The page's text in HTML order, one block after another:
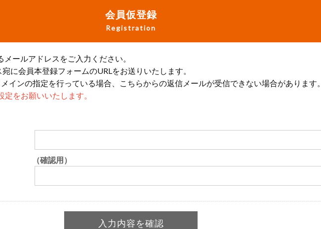
会員仮登録
Registration
ールアドレスをご入力ください。
に会員本登録フォームのURLをお送りいたします。
インの指定を行っている場合、こちらからの返信メールが受信できない場合があります。
をお願いいたします。
（確認用）